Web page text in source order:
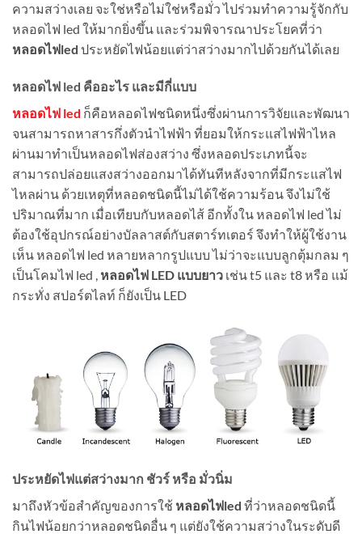
ความสว่างเลย จะใช่หรือไม่ใช่หรือมั่ว ไปร่วมทำความรู้จักกับ
หลอดไฟ led ให้มากยิ่งขึ้น และร่วมพิจารณาประโยคที่ว่า
หลอดไฟled ประหยัดไฟน้อยแต่ว่าสว่างมากไปด้วยกันได้เลย
หลอดไฟ led คืออะไร และมีกี่แบบ
หลอดไฟ led ก็คือหลอดไฟชนิดหนึ่งซึ่งผ่านการวิจัยและพัฒนา
จนสามารถหาสารกึ่งตัวนำไฟฟ้า ที่ยอมให้กระแสไฟฟ้าไหล
ผ่านมาทำเป็นหลอดไฟส่องสว่าง ซึ่งหลอดประเภทนี้จะ
สามารถปล่อยแสงสว่างออกมาได้ทันทีหลังจากที่มีกระแสไฟ
ไหลผ่าน ด้วยเหตุที่หลอดชนิดนี้ไม่ได้ใช้ความร้อน จึงไม่ใช้
ปริมาณที่มาก เมื่อเทียบกับหลอดไส้ อีกทั้งใน หลอดไฟ led ไม่
ต้องใช้อุปกรณ์อย่างบัลลาสต์กับสตาร์ทเตอร์ จึงทำให้ผู้ใช้งาน
เห็น หลอดไฟ led หลายหลากรูปแบบ ไม่ว่าจะแบบลูกตุ้มกลม ๆ
เป็นโคมไฟ led , หลอดไฟ LED แบบยาว เช่น t5 และ t8 หรือ แม้
กระทั่ง สปอร์ตไลท์ ก็ยังเป็น LED
ประหยัดไฟแต่สว่างมาก ชัวร์ หรือ มั่วนิ่ม
มาถึงหัวข้อสำคัญของการใช้ หลอดไฟled ที่ว่าหลอดชนิดนี้
กินไฟน้อยกว่าหลอดชนิดอื่น ๆ แต่ยังใช้ความสว่างในระดับดี